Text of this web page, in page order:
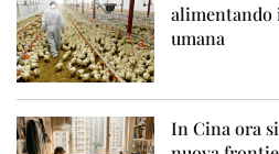
alimentando
umana
In Cina ora